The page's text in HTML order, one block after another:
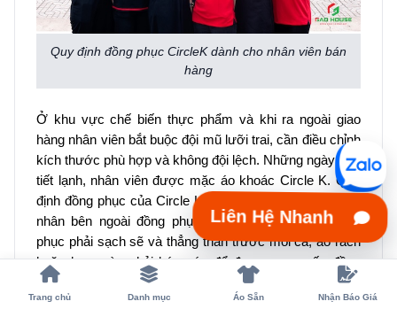
Quy định đồng phục CircleK dành cho nhân viên bán
hàng
Ở khu vực chế biến thực phẩm và khi ra ngoài giao
hàng nhân viên bắt buộc đội mũ lưỡi trai, cần điều chỉnh
kích thước phù hợp và không đội lệch. Những ngày thời
tiết lạnh, nhân viên được mặc áo khoác Circle K. Quy
định đồng phục của Circle K yêu cầu không mặc áo cá
nhân bên ngoài đồng phục trong giờ làm việc. Đồng
phục phải sạch sẽ và thẳng thắn trước mỗi ca, áo rách
hoặc bạc màu phải báo cáo để được cung cấp đồng
phục Circle K mới.
Trang chủ Danh mục Áo Sẵn Nhận Báo Giá
Liên Hệ Nhanh